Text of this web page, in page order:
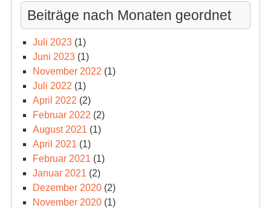
Beiträge nach Monaten geordnet
Juli 2023(1)
Juni 2023(1)
November 2022 (1)
Juli 2022 (1)
April 2022 (2)
Februar 2022 (2)
August 2021 (1)
April 2021 (1)
Februar 2021 (1)
Januar 2021 (2)
Dezember 2020(2)
November 2020(1)